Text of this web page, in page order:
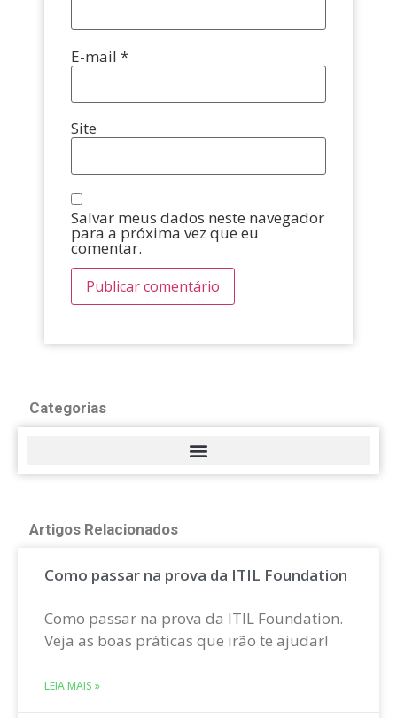
E-mail *
Site
Salvar meus dados neste navegador
para a próxima vez que eu
comentar.
Categorias
Artigos Relacionados
Como passar na prova da ITIL Foundation
Como passar na prova da ITIL Foundation.
Veja as boas práticas que irão te ajudar!
LEIA MAIS »